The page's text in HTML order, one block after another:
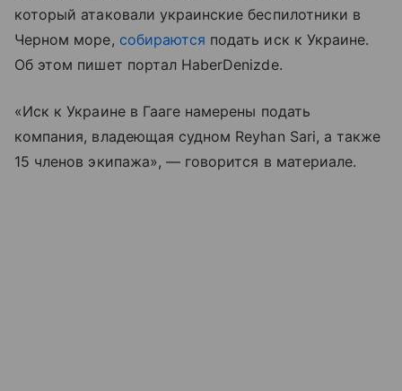
который атаковали украинские беспилотники в
Черном море, собираются подать иск к Украине.
Об этом пишет портал HaberDenizde.
«Иск к Украине в Гааге намерены подать
компания, владеющая судном Reyhan Sari, а также
15 членов экипажа», — говорится в материале.